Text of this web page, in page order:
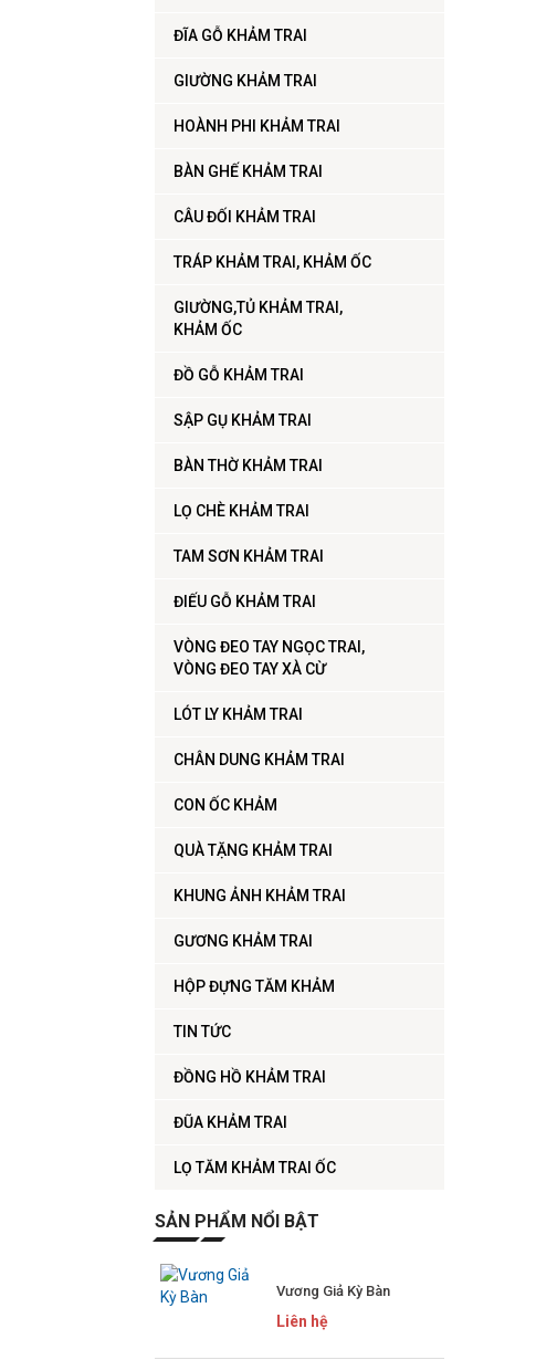
ĐĨA GỖ KHẢM TRAI
GIƯỜNG KHẢM TRAI
HOÀNH PHI KHẢM TRAI
BÀN GHẾ KHẢM TRAI
CÂU ĐỐI KHẢM TRAI
TRÁP KHẢM TRAI, KHẢM ỐC
GIƯỜNG,TỦ KHẢM TRAI,
KHẢM ỐC
ĐỒ GỖ KHẢM TRAI
SẬP GỤ KHẢM TRAI
BÀN THỜ KHẢM TRAI
LỌ CHÈ KHẢM TRAI
TAM SƠN KHẢM TRAI
ĐIẾU GỖ KHẢM TRAI
VÒNG ĐEO TAY NGỌC TRAI,
VÒNG ĐEO TAY XÀ CỪ
LÓT LY KHẢM TRAI
CHÂN DUNG KHẢM TRAI
CON ỐC KHẢM
QUÀ TẶNG KHẢM TRAI
KHUNG ẢNH KHẢM TRAI
GƯƠNG KHẢM TRAI
HỘP ĐỰNG TĂM KHẢM
TIN TỨC
ĐỒNG HỒ KHẢM TRAI
ĐŨA KHẢM TRAI
LỌ TĂM KHẢM TRAI ỐC
SẢN PHẨM NỔI BẬT
Vương Giả Kỳ Bàn
Liên hệ